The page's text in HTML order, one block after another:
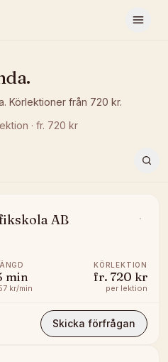
.
. Körlektioner från 720 kr.
· fr. 720 kr
AB
min
kr/min
KÖRLEKTION
fr. 720 kr
per lektion
Skicka förfrågan